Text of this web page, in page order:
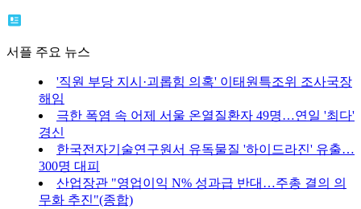
서플 주요 뉴스
'직원 부당 지시·괴롭힘 의혹' 이태원특조위 조사국장
해임
극한 폭염 속 어제 서울 온열질환자 49명…연일 '최다'
경신
한국전자기술연구원서 유독물질 '하이드라진' 유출…
300명 대피
산업장관 "영업이익 N% 성과급 반대…주총 결의 의
무화 추진"(종합)